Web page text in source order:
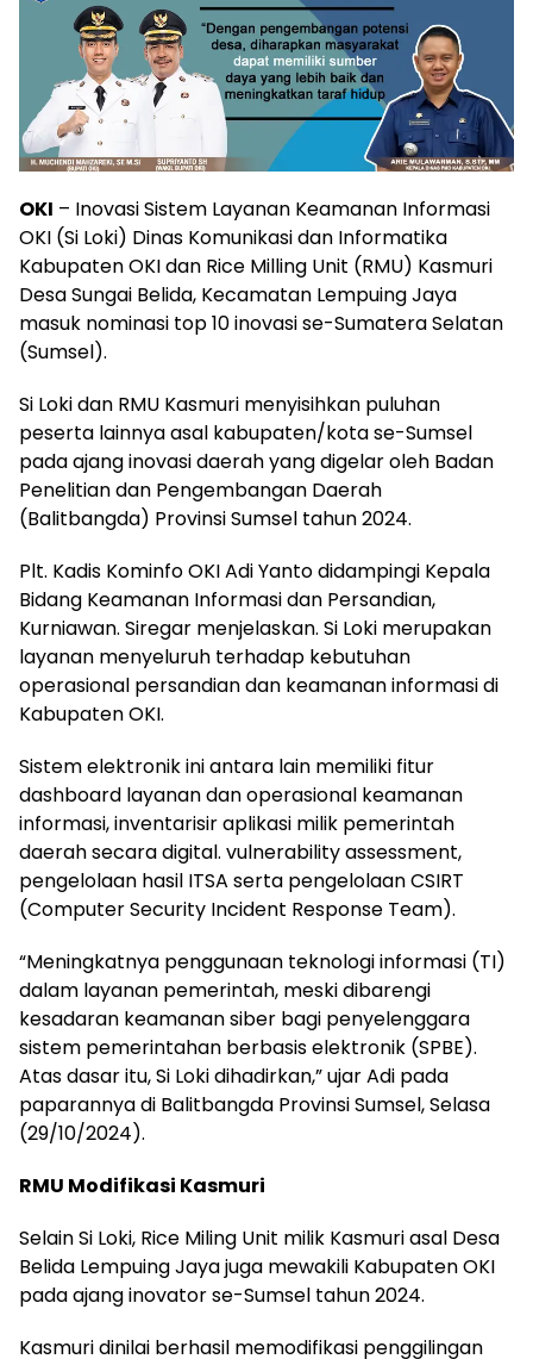
OKI – Inovasi Sistem Layanan Keamanan Informasi
OKI (Si Loki) Dinas Komunikasi dan Informatika
Kabupaten OKI dan Rice Milling Unit (RMU) Kasmuri
Desa Sungai Belida, Kecamatan Lempuing Jaya
masuk nominasi top 10 inovasi se-Sumatera Selatan
(Sumsel).
Si Loki dan RMU Kasmuri menyisihkan puluhan
peserta lainnya asal kabupaten/kota se-Sumsel
pada ajang inovasi daerah yang digelar oleh Badan
Penelitian dan Pengembangan Daerah
(Balitbangda) Provinsi Sumsel tahun 2024.
Plt. Kadis Kominfo OKI Adi Yanto didampingi Kepala
Bidang Keamanan Informasi dan Persandian,
Kurniawan. Siregar menjelaskan. Si Loki merupakan
layanan menyeluruh terhadap kebutuhan
operasional persandian dan keamanan informasi di
Kabupaten OKI.
Sistem elektronik ini antara lain memiliki fitur
dashboard layanan dan operasional keamanan
informasi, inventarisir aplikasi milik pemerintah
daerah secara digital. vulnerability assessment,
pengelolaan hasil ITSA serta pengelolaan CSIRT
(Computer Security Incident Response Team).
“Meningkatnya penggunaan teknologi informasi (TI)
dalam layanan pemerintah, meski dibarengi
kesadaran keamanan siber bagi penyelenggara
sistem pemerintahan berbasis elektronik (SPBE).
Atas dasar itu, Si Loki dihadirkan,” ujar Adi pada
paparannya di Balitbangda Provinsi Sumsel, Selasa
(29/10/2024).
RMU Modifikasi Kasmuri
Selain Si Loki, Rice Miling Unit milik Kasmuri asal Desa
Belida Lempuing Jaya juga mewakili Kabupaten OKI
pada ajang inovator se-Sumsel tahun 2024.
Kasmuri dinilai berhasil memodifikasi penggilingan